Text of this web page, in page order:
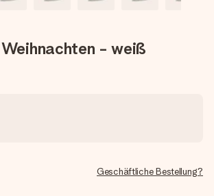
- weiß
Geschäftliche Bestellung?